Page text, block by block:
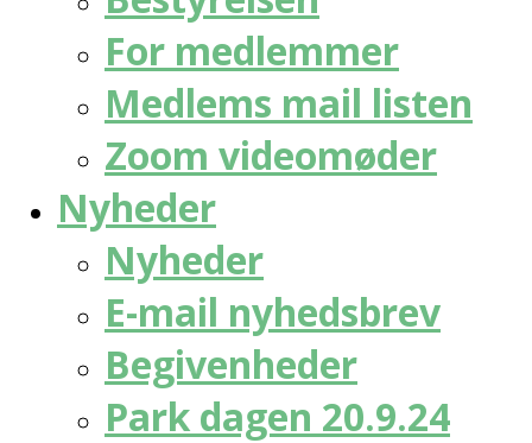
For medlemmer
Medlems mail listen
Zoom videomøder
Nyheder
Nyheder
E-mail nyhedsbrev
Begivenheder
Park dagen 20.9.24